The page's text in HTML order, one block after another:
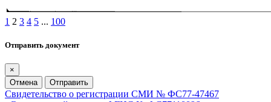
1 2 3 4 5 ... 100
Отправить документ
×
Отмена
Отправить
Свидетельство о регистрации СМИ № ФС77-47467